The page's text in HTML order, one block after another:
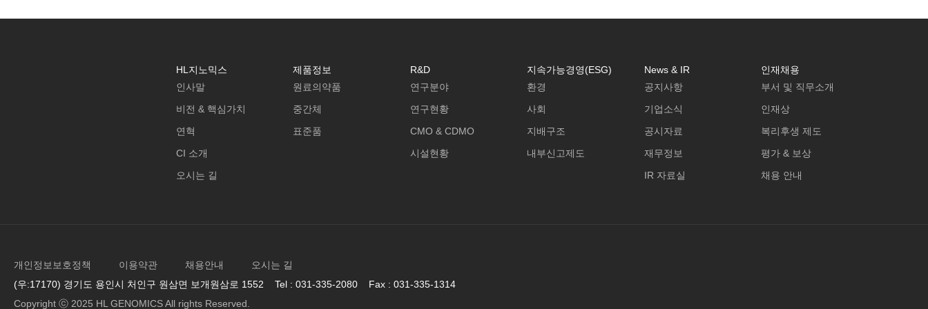
HL지노믹스
인사말
비전 & 핵심가치
연혁
CI 소개
오시는 길
제품정보
원료의약품
중간체
표준품
R&D
연구분야
연구현황
CMO & CDMO
시설현황
지속가능경영(ESG)
환경
사회
지배구조
내부신고제도
News & IR
공지사항
기업소식
공시자료
재무정보
IR 자료실
인재채용
부서 및 직무소개
인재상
복리후생 제도
평가 & 보상
채용 안내
개인정보보호정책 이용약관 채용안내
오시는 길
(우:17170) 경기도 용인시 처인구 원삼면 보개원삼로 1552 Tel : 031-335-2080 Fax : 031-335-1314
Copyright ⓒ 2025 HL GENOMICS All rights Reserved.